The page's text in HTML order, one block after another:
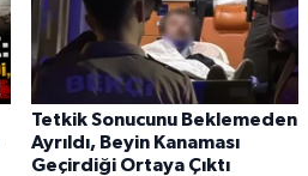
Tetkik Sonucunu Beklemeden
Ayrıldı, Beyin Kanaması
Geçirdiği Ortaya Çıktı